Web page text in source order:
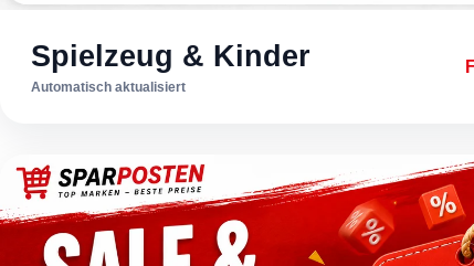
Spielzeug & Kinder
Automatisch aktualisiert